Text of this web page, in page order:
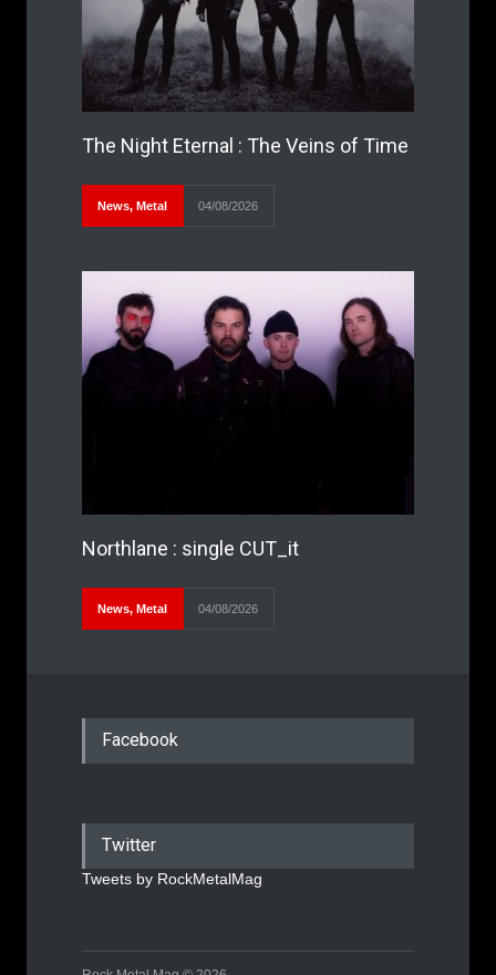
The Night Eternal : The Veins of Time
News, Metal 04/08/2026
Northlane : single CUT_it
News, Metal 04/08/2026
Facebook
Twitter
Tweets by RockMetalMag